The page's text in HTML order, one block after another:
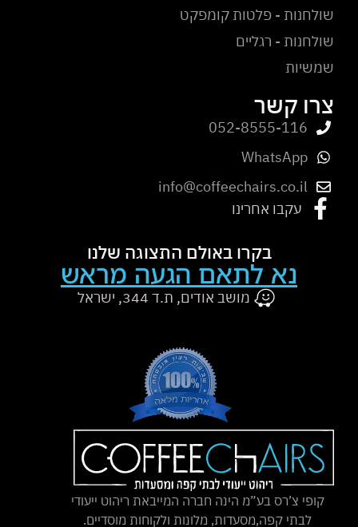
קופי צ’רס בע”מ הינה חברה המייבאת ריהוט ייעודי
לבתי קפה,מסעדות, מלונות ולקוחות מוסדיים.
שולחנות - פלטות קומפקט
שולחנות - רגליים
שמשיות
צרו קשר
052-8555-116
WhatsApp
info@coffeechairs.co.il
עקבו אחרינו
בקרו באולם התצוגה שלנו
נא לתאם הגעה מראש
מושב אודים, ת.ד 344, ישראל